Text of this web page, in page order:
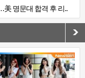
美 명문대 합격 후 리..